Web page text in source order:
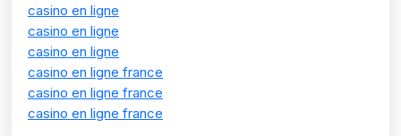
casino en ligne
casino en ligne
casino en ligne
casino en ligne france
casino en ligne france
casino en ligne france